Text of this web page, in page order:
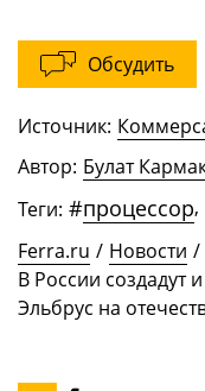
Обсудить
Источник:
Автор: Булат
Теги: #процессор,
Ferra.ru / Новости /
В России создадут
Эльбрус на